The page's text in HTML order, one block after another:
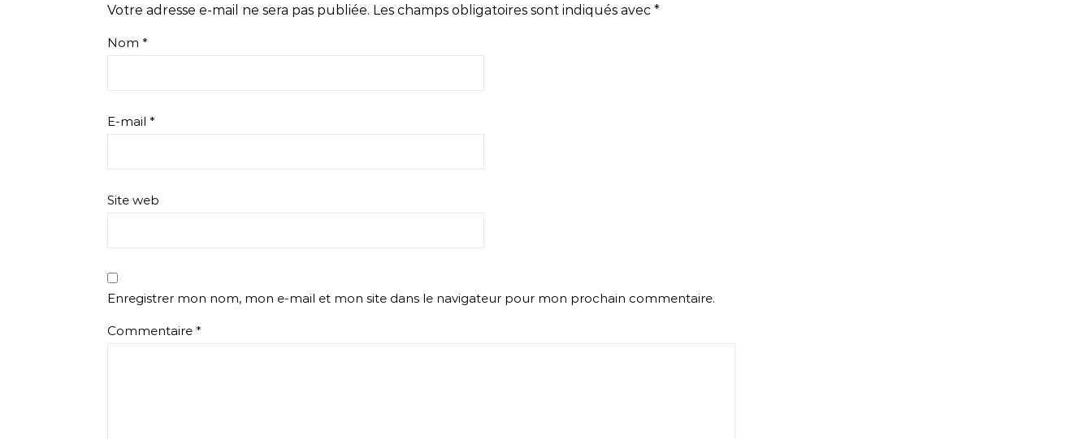
Votre adresse e-mail ne sera pas publiée. Les champs obligatoires sont indiqués avec *
Nom *
E-mail *
Site web
Enregistrer mon nom, mon e-mail et mon site dans le navigateur pour mon prochain commentaire.
Commentaire *